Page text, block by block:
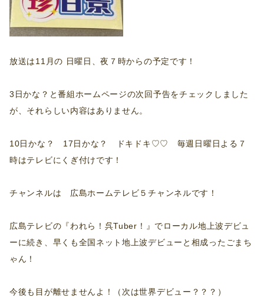
放送は11月の 日曜日、夜７時からの予定です！
3日かな？と番組ホームページの次回予告をチェックしました
が、それらしい内容はありません。
10日かな？ 17日かな？ ドキドキ♡♡ 毎週日曜日よる７
時はテレビにくぎ付けです！
チャンネルは 広島ホームテレビ５チャンネルです！
広島テレビの『われら！呉Tuber！』でローカル地上波デビュ
ーに続き、早くも全国ネット地上波デビューと相成ったごまち
ゃん！
今後も目が離せませんよ！（次は世界デビュー？？？）